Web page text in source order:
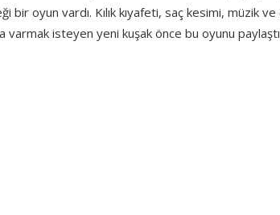
bir oyun vardı. Kılık kıyafeti, saç kesimi, müzik ve
varmak isteyen yeni kuşak önce bu oyunu